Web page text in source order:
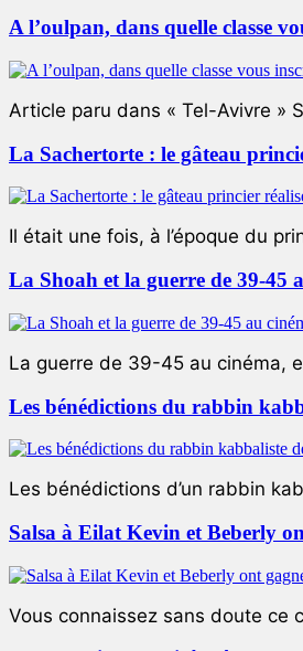
A l’oulpan, dans quelle classe
Article paru dans « Tel-Avivre »
La Sachertorte : le gâteau
Il était une fois, à l’époque du
La Shoah et la guerre de 39-45
La guerre de 39-45 au cinéma,
Les bénédictions du rabbin
Les bénédictions d’un rabbin
Salsa à Eilat Kevin et Beberly
Vous connaissez sans doute ce